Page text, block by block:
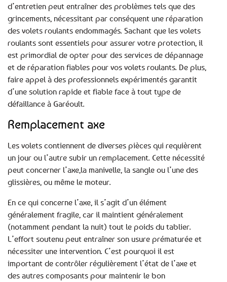
d’entretien peut entraîner des problèmes tels que des
grincements, nécessitant par conséquent une réparation
des volets roulants endommagés. Sachant que les volets
roulants sont essentiels pour assurer votre protection, il
est primordial de opter pour des services de dépannage
et de réparation fiables pour vos volets roulants. De plus,
faire appel à des professionnels expérimentés garantit
d’une solution rapide et fiable face à tout type de
défaillance à Garéoult.
Remplacement axe
Les volets contiennent de diverses pièces qui requièrent
un jour ou l’autre subir un remplacement. Cette nécessité
peut concerner l’axe,la manivelle, la sangle ou l’une des
glissières, ou même le moteur.
En ce qui concerne l’axe, il s’agit d’un élément
généralement fragile, car il maintient généralement
(notamment pendant la nuit) tout le poids du tablier.
L’effort soutenu peut entraîner son usure prématurée et
nécessiter une intervention. C’est pourquoi il est
important de contrôler régulièrement l’état de l’axe et
des autres composants pour maintenir le bon